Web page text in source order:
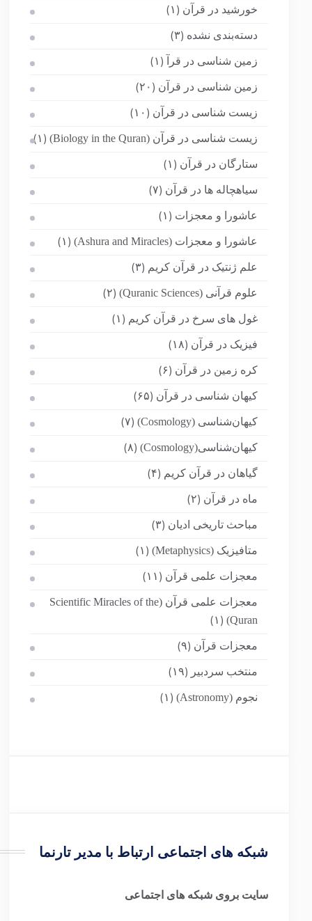
خورشید در قرآن (۱)
دسته‌بندی نشده (۳)
زمین شناسی در قرآ (۱)
زمین شناسی در قرآن (۲۰)
زیست شناسی در قرآن (۱۰)
زیست شناسی در قرآن (Biology in the Quran) (۱)
ستارگان در قرآن (۱)
سیاهچاله ها در قرآن (۷)
عاشورا و معجزات (۱)
عاشورا و معجزات (Ashura and Miracles) (۱)
علم ژنتیک در قرآن کریم (۳)
علوم قرآنی (Quranic Sciences) (۲)
غول های سرخ در قرآن کریم (۱)
فیزیک در قرآن (۱۸)
کره زمین در قرآن (۶)
کیهان شناسی در قرآن (۶۵)
کیهان‌شناسی (Cosmology) (۷)
کیهان‌شناسی(Cosmology) (۸)
گیاهان در قرآن کریم (۴)
ماه در قرآن (۲)
مباحث تاریخی ادیان (۳)
متافیزیک (Metaphysics) (۱)
معجزات علمی قرآن (۱۱)
معجزات علمی قرآن (Scientific Miracles of the
Quran)
(۱)
معجزات قرآن (۹)
منتخب سردبیر (۱۹)
نجوم (Astronomy) (۱)
شبکه های اجتماعی ارتباط با مدیر تارنما
سایت بروی شبکه های اجتماعی